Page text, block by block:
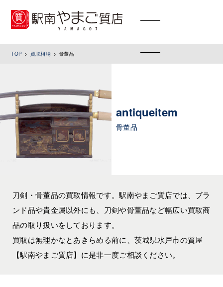
toggle
TOP 買取相場 骨董品
antiqueitem
骨董品
刀剣・骨董品の買取情報です。駅南やまご質店では、ブラ
ンド品や貴金属以外にも、刀剣や骨董品など幅広い買取商
品の取り扱いをしております。
買取は無理かなとあきらめる前に、茨城県水戸市の質屋
【駅南やまご質店】に是非一度ご相談ください。